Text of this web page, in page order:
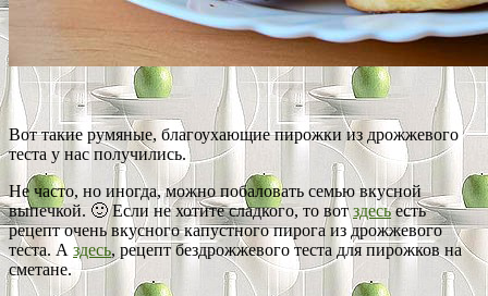
Вот такие румяные, благоухающие пирожки из дрожжевого
теста у нас получились.
Не часто, но иногда, можно побаловать семью вкусной
выпечкой. 🙂 Если не хотите сладкого, то вотздесьесть
рецепт очень вкусного капустного пирога из дрожжевого
теста. А здесь, рецепт бездрожжевого теста для пирожков на
сметане.